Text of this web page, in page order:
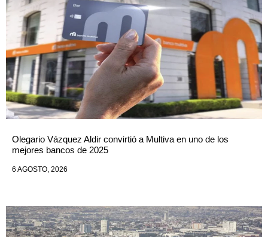
Olegario Vázquez Aldir convirtió a Multiva en uno de los
mejores bancos de 2025
6 AGOSTO, 2026